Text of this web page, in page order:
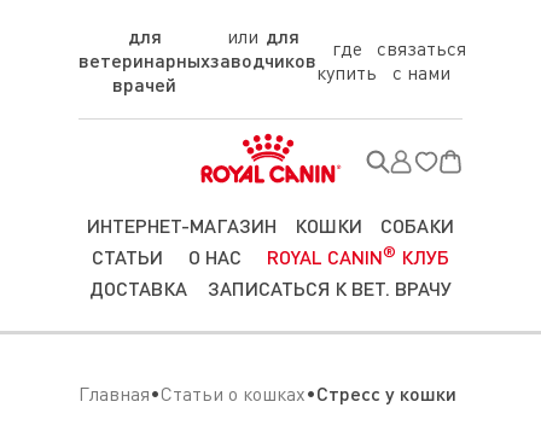
для
ветеринарных
врачей
для
заводчиков
где
купить
связаться
с нами
ИНТЕРНЕТ-МАГАЗИН КОШКИ
СОБАКИ
СТАТЬИ
О НАС ROYAL CANIN® КЛУБ
ДОСТАВКА
ЗАПИСАТЬСЯ К ВЕТ. ВРАЧУ
Главная Статьи о кошках Стресс у кошки